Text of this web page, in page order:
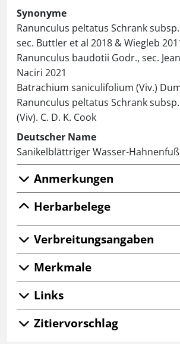
Synonyme
Ranunculus peltatus Schrank
sec. Buttler et al 2018 & Wiegleb
Ranunculus baudotii Godr., sec.
Naciri 2021
Batrachium saniculifolium (Viv.)
Ranunculus peltatus Schrank
(Viv). C. D. K. Cook
Deutscher Name
Sanikelblättriger Wasser-Hahnenfuß
Anmerkungen
Herbarbelege
Verbreitungsangaben
Merkmale
Links
Zitiervorschlag